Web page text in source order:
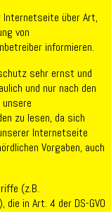
Internetseite über Art,
von
informieren.
sehr ernst und
und nur nach den
zu lesen, da sich
Internetseite
Vorgaben, auch
(z.B.
die in Art. 4 der DS-GVO